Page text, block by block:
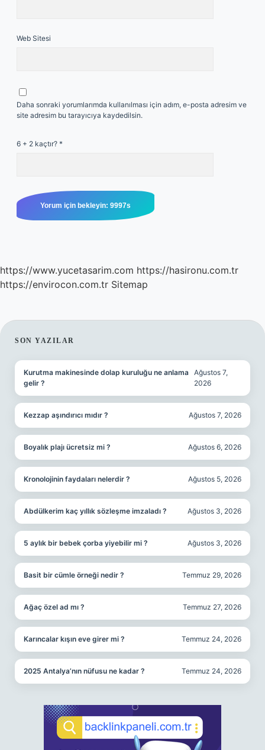
Web Sitesi
Daha sonraki yorumlarımda kullanılması için adım, e-posta adresim ve
site adresim bu tarayıcıya kaydedilsin.
6 + 2 kaçtır? *
https://www.yucetasarim.com https://hasironu.com.tr
https://envirocon.com.tr Sitemap
SIDEBAR
SON YAZILAR
Kurutma makinesinde dolap kuruluğu ne anlama
gelir ?
Ağustos 7,
2026
Kezzap aşındırıcı mıdır ? Ağustos 7, 2026
Boyalık plajı ücretsiz mi ? Ağustos 6, 2026
Kronolojinin faydaları nelerdir ? Ağustos 5, 2026
Abdülkerim kaç yıllık sözleşme imzaladı ? Ağustos 3, 2026
5 aylık bir bebek çorba yiyebilir mi ? Ağustos 3, 2026
Basit bir cümle örneği nedir ? Temmuz 29, 2026
Ağaç özel ad mı ? Temmuz 27, 2026
Karıncalar kışın eve girer mi ? Temmuz 24, 2026
2025 Antalya’nın nüfusu ne kadar ? Temmuz 24, 2026